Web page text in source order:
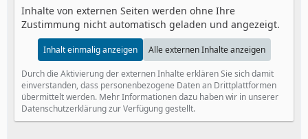
Inhalte von externen Seiten werden ohne Ihre
Zustimmung nicht automatisch geladen und angezeigt.
Inhalt einmalig anzeigen Alle externen Inhalte anzeigen
Durch die Aktivierung der externen Inhalte erklären Sie sich damit
einverstanden, dass personenbezogene Daten an Drittplattformen
übermittelt werden. Mehr Informationen dazu haben wir in unserer
Datenschutzerklärung zur Verfügung gestellt.